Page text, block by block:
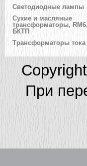
Светодиодные лампы
Сухие и масляные
трансформаторы, RM6,
БКТП
Трансформаторы тока
При